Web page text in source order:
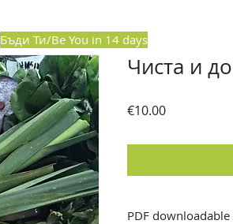
Чиста и
€10.00Price
PDF downloadable
Бъди Ти/Be You in 14 days